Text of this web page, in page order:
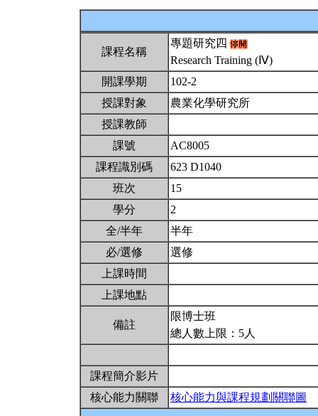
課程名稱
專題研究四
Research Training (Ⅳ)
開課學期
102-2
授課對象
農業化學研究所
授課教師
課號
AC8005
課程識別碼
623 D1040
班次
15
學分
2
全/半年
半年
必/選修
選修
上課時間
上課地點
備註
限博士班
總人數上限：5人
課程簡介影片
核心能力關聯
核心能力與課程規劃關聯圖